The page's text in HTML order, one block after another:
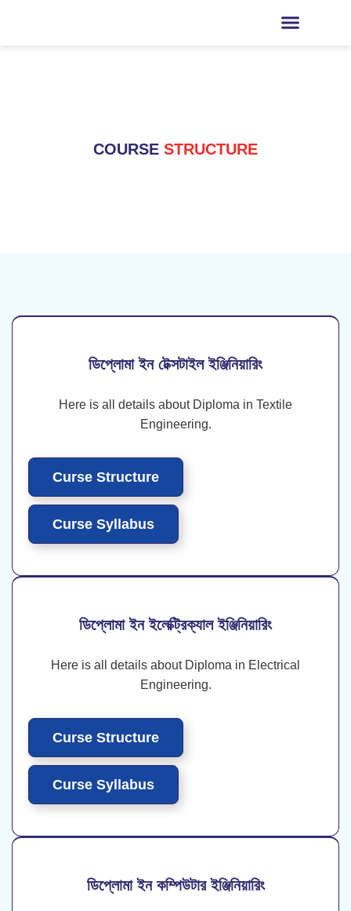
COURSE STRUCTURE
ডিপ্লোমা ইন টেক্সটাইল ইঞ্জিনিয়ারিং
Here is all details about Diploma in Textile
Engineering.
Curse Structure
Curse Syllabus
ডিপ্লোমা ইন ইলেক্ট্রিক্যাল ইঞ্জিনিয়ারিং
Here is all details about Diploma in Electrical
Engineering.
Curse Structure
Curse Syllabus
ডিপ্লোমা ইন কম্পিউটার ইঞ্জিনিয়ারিং